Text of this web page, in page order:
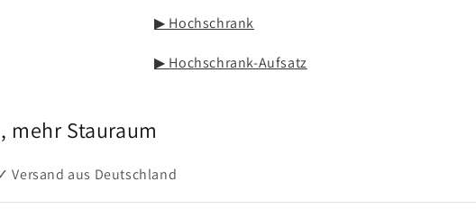
▶ Hochschrank
▶ Hochschrank-Aufsatz
mehr Stauraum
Versand aus Deutschland